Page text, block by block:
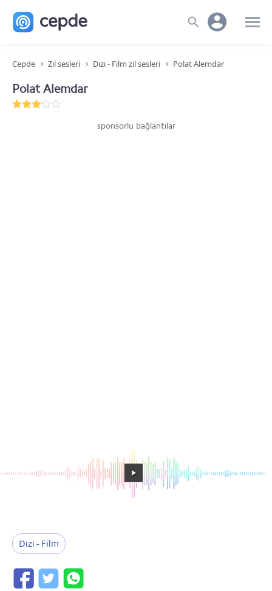
Cepde Zil sesleri Dizi - Film zil sesleri Polat Alemdar
Polat Alemdar
sponsorlu bağlantılar
Dizi - Film